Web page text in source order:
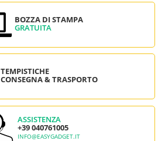
BOZZA DI STAMPA
GRATUITA
TEMPISTICHE
CONSEGNA & TRASPORTO
ASSISTENZA
+39 040761005
INFO@EASYGADGET.IT